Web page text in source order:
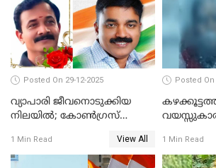
Posted On 29-12-2025
വ്യാപാരി ജീവനൊടുക്കിയ
നിലയില്‍; കോണ്‍ഗ്രസ്
മാനസികപീഡനമെന്ന് കുറിപ്പ്
1 Min Read View All
Posted On
സുഹൃത്തും
1 Min Read